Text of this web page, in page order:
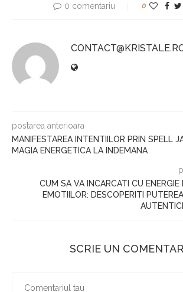
0 comentariu 0
postarea anterioara
MANIFESTAREA INTENTIILOR PRIN SPELL
MAGIA ENERGETICA LA INDEMANA
CUM SA VA INCARCATI CU ENERGIE
EMOTIILOR: DESCOPERITI
SCRIE UN